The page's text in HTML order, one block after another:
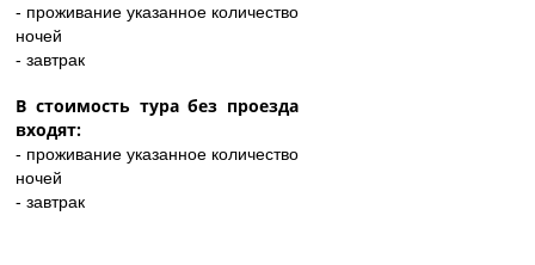
- проживание указанное количество
ночей
- завтрак
В стоимость тура без проезда
входят:
- проживание указанное количество
ночей
- завтрак